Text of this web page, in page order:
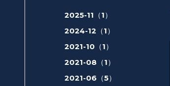
2025-11（1）
2024-12（1）
2021-10（1）
2021-08（1）
2021-06（5）